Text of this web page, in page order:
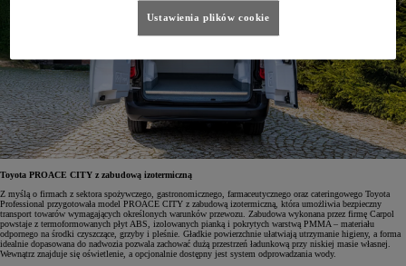
Toyota PROACE CITY z zabudową izotermiczną
Z myślą o firmach z sektora spożywczego, gastronomicznego, farmaceutycznego oraz cateringowego Toyota
Professional przygotowała model PROACE CITY z zabudową izotermiczną, która umożliwia bezpieczny
transport towarów wymagających określonych warunków przewozu. Zabudowa wykonana przez firmę Carpol
powstaje z termoformowanych płyt ABS, izolowanych pianką i pokrytych warstwą PMMA – materiału
odpornego na środki czyszczące, grzyby i pleśnie. Gładkie powierzchnie ułatwiają utrzymanie higieny, a forma
idealnie dopasowana do nadwozia pozwala zachować dużą przestrzeń ładunkową przy niskiej masie własnej.
Wewnątrz znajduje się oświetlenie, a opcjonalnie dostępny jest system odprowadzania wody.
Ustawienia plików cookie